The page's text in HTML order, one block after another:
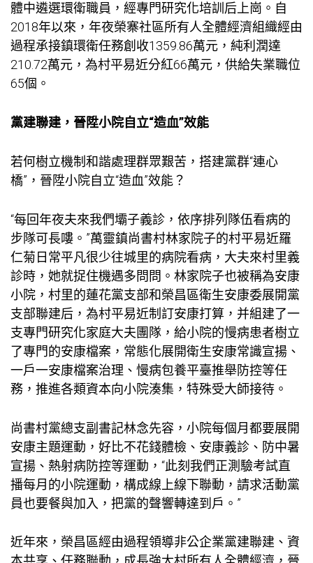
體中遴選環衛職員，經專門研究化培訓后上崗。自
2018年以來，年夜榮寨社區所有人全體經濟組織經由
過程承接鎮環衛任務創收1359.86萬元，純利潤達
210.72萬元，為村平易近分紅66萬元，供給失業職位
65個。
黨建聯建，晉陞小院自立“造血”效能
若何樹立機制和諧處理群眾艱苦，搭建黨群“連心
橋”，晉陞小院自立“造血”效能？
“每回年夜夫來我們壩子義診，依序排列隊伍看病的
步隊可長嘍。”萬靈鎮尚書村林家院子的村平易近羅
仁菊日常平凡很少往城里的病院看病，大夫來村里義
診時，她就捉住機遇多問問。林家院子也被稱為安康
小院，村里的蓮花黨支部和榮昌區衛生安康委展開黨
支部聯建后，為村平易近制訂安康打算，并組建了一
支專門研究化家庭大夫團隊，給小院的慢病患者樹立
了專門的安康檔案，常態化展開衛生安康常識宣揚、
一戶一安康檔案治理、慢病包養平臺推舉防控等任
務，推進各類資本向小院湊集，特殊受大師接待。
尚書村黨總支副書記林念先容，小院每個月都要展開
安康主題運動，好比不花錢體檢、安康義診、防中暑
宣揚、熱射病防控等運動，“此刻我們正測驗考試直
播每月的小院運動，構成線上線下聯動，請求活動黨
員也要餐與加入，把黨的聲響轉達到戶。”
近年來，榮昌區經由過程領導非公企業黨建聯建、資